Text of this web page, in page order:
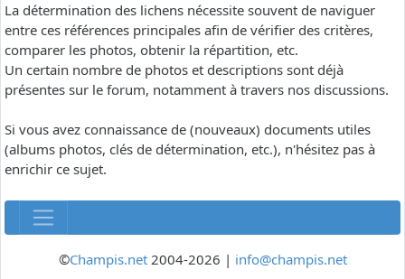
La détermination des lichens nécessite souvent de naviguer
entre ces références principales afin de vérifier des critères,
comparer les photos, obtenir la répartition, etc.
Un certain nombre de photos et descriptions sont déjà
présentes sur le forum, notamment à travers nos discussions.
Si vous avez connaissance de (nouveaux) documents utiles
(albums photos, clés de détermination, etc.), n'hésitez pas à
enrichir ce sujet.
©Champis.net2004-2026 | info@champis.net